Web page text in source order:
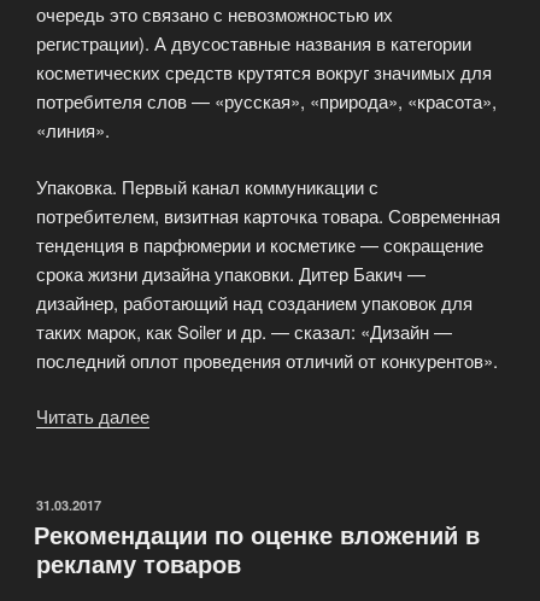
очередь это связано с невозможностью их
регистрации). А двусоставные названия в категории
косметических средств крутятся вокруг значимых для
потребителя слов — «русская», «природа», «красота»,
«линия».
Упаковка. Первый канал коммуникации с
потребителем, визитная карточка товара. Современная
тенденция в парфюмерии и косметике — сокращение
срока жизни дизайна упаковки. Дитер Бакич —
дизайнер, работающий над созданием упаковок для
таких марок, как Soiler и др. — сказал: «Дизайн —
последний оплот проведения отличий от конкурентов».
Читать далее
ОПУБЛИКОВАНО
31.03.2017
Рекомендации по оценке вложений в
рекламу товаров